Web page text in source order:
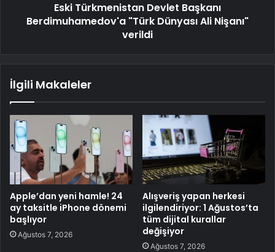
Eski Türkmenistan Devlet Başkanı
Berdimuhamedov'a "Türk Dünyası Ali Nişanı"
verildi
İlgili Makaleler
Apple’dan yeni hamle! 24
ay taksitle iPhone dönemi
başlıyor
Ağustos 7, 2026
Alışveriş yapan herkesi
ilgilendiriyor: 1 Ağustos’ta
tüm dijital kurallar
değişiyor
Ağustos 7, 2026